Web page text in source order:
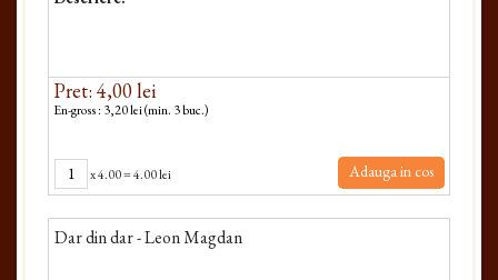
Pret: 4,00 lei
En-gross : 3,20 lei (min. 3 buc.)
x4.00=4.00 lei Adauga in cos
Dar din dar - Leon Magdan